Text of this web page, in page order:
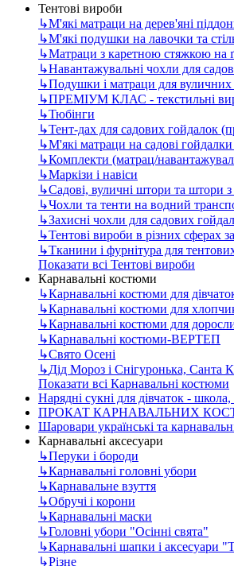
Тентові вироби
↳М'які матраци на дерев'яні
↳М'які подушки на лавочки та
↳Матраци з каретною стяжкою на
↳Навантажувальні чохли для
↳Подушки і матраци для вуличних
↳ПРЕМІУМ КЛАС - текстильні
↳Тюбінги
↳Тент-дах для садових гойдалок
↳М'які матраци на садові
↳Комплекти (матрац/
↳Маркізи і навіси
↳Садові, вуличні штори та штори з
↳Чохли та тенти на водний
↳Захисні чохли для садових
↳Тентові вироби в різних сферах
↳Тканини і фурнітура для
Показати всі Тентові вироби
Карнавальні костюми
↳Карнавальні костюми для
↳Карнавальні костюми для
↳Карнавальні костюми для
↳Карнавальні костюми-ВЕРТЕП
↳Свято Осені
↳Дід Мороз і Снігуронька, Санта
Показати всі Карнавальні костюми
Нарядні сукні для дівчаток - школа,
ПРОКАТ КАРНАВАЛЬНИХ
Шаровари українські та
Карнавальні аксесуари
↳Перуки і бороди
↳Карнавальні головні убори
↳Карнавальне взуття
↳Обручі і корони
↳Карнавальні маски
↳Головні убори "Осінні свята"
↳Карнавальні шапки і аксесуари
↳Різне